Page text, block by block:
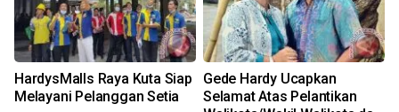
HardysMalls Raya Kuta Siap
Melayani Pelanggan Setia
Gede Hardy Ucapkan
Selamat Atas Pelantikan